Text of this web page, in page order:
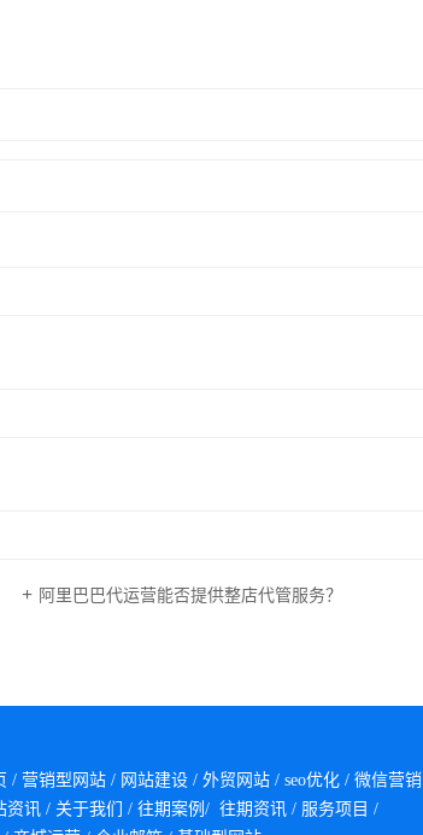
阿里巴巴代运营能否提供整店代管服务？
/ 营销型网站 / 网站建设 / 外贸网站 / seo优化 / 微信营销
资讯 / 关于我们 / 往期案例/ 往期资讯 / 服务项目 /